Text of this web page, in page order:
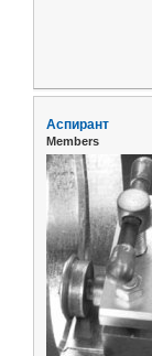
Аспирант
Members